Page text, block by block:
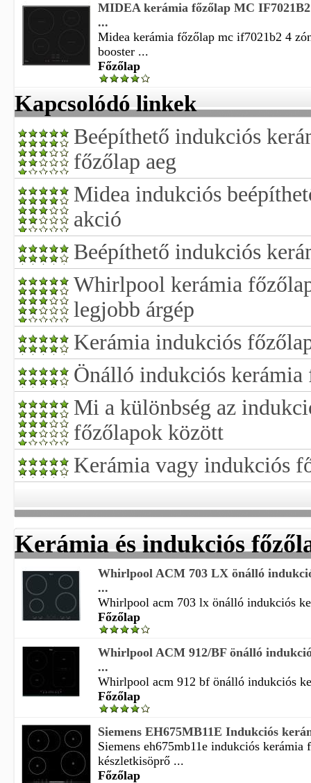
MIDEA kerámia főzőlap MC
...
Midea kerámia főzőlap mc if7021b2 4
booster ...
Főzőlap
Kapcsolódó linkek
Beépíthető indukciós
főzőlap aeg
Midea indukciós
akció
Beépíthető indukciós
Whirlpool kerámia
legjobb árgép
Kerámia indukciós
Önálló indukciós kerámia
Mi a különbség az
főzőlapok között
Kerámia vagy indukciós
Kerámia és indukciós
Whirlpool ACM 703 LX önálló
...
Whirlpool acm 703 lx önálló indukciós
Főzőlap
Whirlpool ACM 912/BF önálló
...
Whirlpool acm 912 bf önálló indukciós
Főzőlap
Siemens EH675MB11E Indukciós
Siemens eh675mb11e indukciós kerámia
készletkisöprő ...
Főzőlap